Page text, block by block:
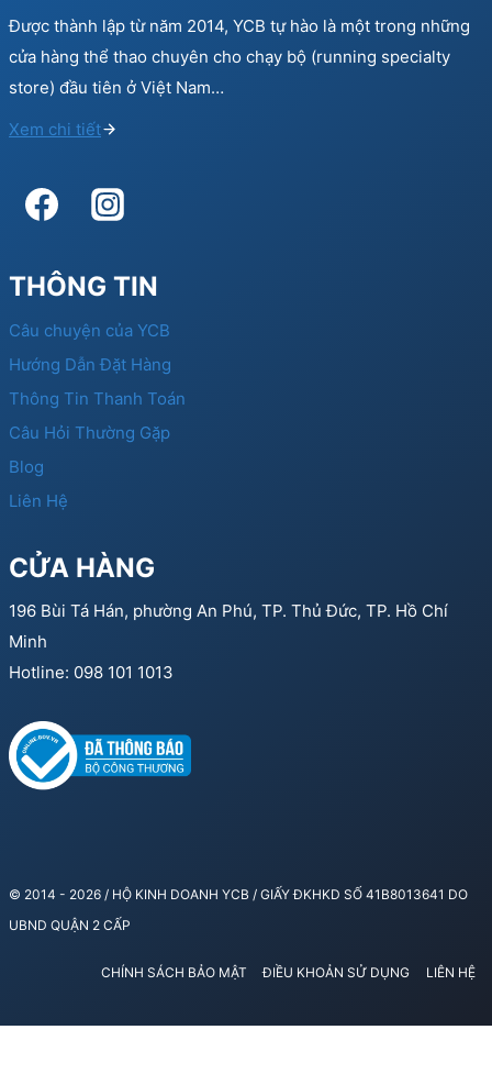
Được thành lập từ năm 2014, YCB tự hào là một trong những
cửa hàng thể thao chuyên cho chạy bộ (running specialty
store) đầu tiên ở Việt Nam…
Xem chi tiết
THÔNG TIN
Câu chuyện của YCB
Hướng Dẫn Đặt Hàng
Thông Tin Thanh Toán
Câu Hỏi Thường Gặp
Blog
Liên Hệ
CỬA HÀNG
196 Bùi Tá Hán, phường An Phú, TP. Thủ Đức, TP. Hồ Chí
Minh
Hotline: 098 101 1013
© 2014 - 2026 / HỘ KINH DOANH YCB / GIẤY ĐKHKD SỐ 41B8013641 DO
UBND QUẬN 2 CẤP
CHÍNH SÁCH BẢO MẬT ĐIỀU KHOẢN SỬ DỤNG LIÊN HỆ